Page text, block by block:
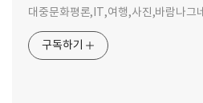
대중문화평론,IT,여행,사진,바람나그네
구독하기